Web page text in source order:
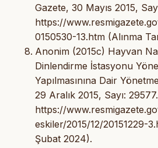
Gazete, 30 Mayıs 2015,
https://
0150530-13.htm (Alınma
Anonim (2015c) Hayvan
Dinlendirme İstasyonu
Yapılmasınına Dair
29 Aralık 2015, Sayı: 29577.
https://
eskiler/2015/12/20151229-
Şubat 2024).